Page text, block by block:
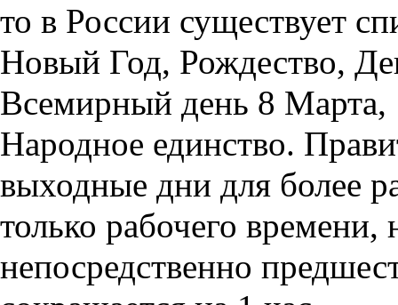
то в России существует
Новый Год, Рождество,
Всемирный день 8 Марта,
Народное единство.
выходные дни для более
только рабочего времени,
непосредственно